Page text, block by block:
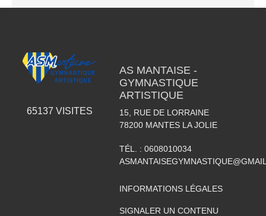
65137 VISITES
AS MANTAISE -
GYMNASTIQUE
ARTISTIQUE
15, RUE DE LORRAINE
78200 MANTES LA JOLIE
TÉL. : 0608010034
INFORMATIONS LÉGALES
SIGNALER UN CONTENU